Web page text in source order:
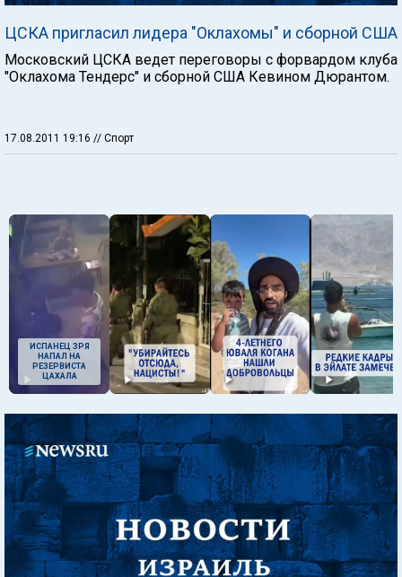
ЦСКА пригласил лидера "Оклахомы" и сборной США
Московский ЦСКА ведет переговоры с форвардом клуба
"Оклахома Тендерс" и сборной США Кевином Дюрантом.
17.08.2011 19:16 // Спорт
ИСПАНЕЦ ЗРЯ
НАПАЛ НА
РЕЗЕРВИСТА
ЦАХАЛА